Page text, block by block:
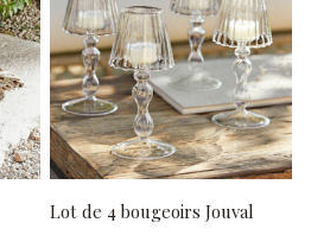
Lot de 4 bougeoirs Jouval